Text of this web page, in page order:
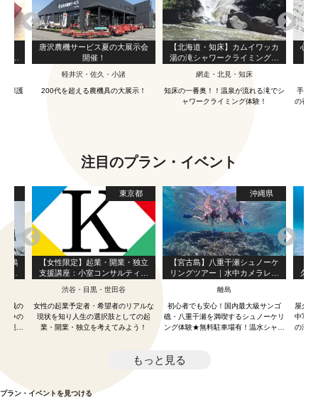
然保護
唐沢農機サービス夏の大展示会
開催！
軽井沢・佐久・小諸
200代を超える農機具の大展示！
【北海道・知床】カムイワッカ
湯の滝シャワークライミングツ
網走・北見・知床
知床の一番奥！！温泉が流れる滝でシ
ャワークライミング体験！
心が
手ぶ
の香り
注目のプラン・イベント
と鶴
ヶ城の
戦争の
籠城
東京都
【女性限定】起業・開業・独立
支援講座：小室コンサルティン
渋谷・目黒・世田谷
女性の起業予定者・希望者のリアルな
現状を知り人生の選択肢としての起
業・開業・独立を考えてみよう！
沖縄県
【宮古島】八重干瀬シュノーケ
リングツアー｜水中カメラレン
ト（２～３ポイント案内）
離島
初心者でも安心！国内最大級サンゴ
礁・八重干瀬を満喫するシュノーケリ
ング体験★無料駐車場有！温水シャワ
久島
屋久島
中写真
の海を
もっと見る
プラン・イベントを見つける